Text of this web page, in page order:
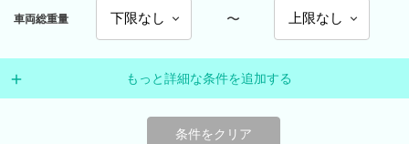
車両総重量 〜
もっと詳細な条件を追加する
条件をクリア